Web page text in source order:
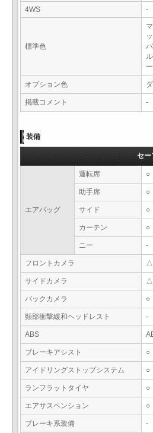
4WS -
標準色
オプション色
掲載コメント -
装備
セー
エアバッグ
運転席 ○
助手席 ○
サイド ○
カーテン ○
ニー -
フロントカメラ △
サイドカメラ △
バックカメラ ○
頸部衝撃緩和ヘッドレスト -
ABS
ブレーキアシスト ○
アイドリングストップシステム ○
ランフラットタイヤ ○
エアサスペンション ○
ブレーキ系装備 -